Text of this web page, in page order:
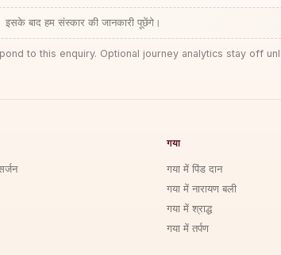
बाद हम संस्कार की जानकारी पूछेंगे।
to this enquiry. Optional journey analytics stay off
गया
गया में पिंड दान
गया में नारायण बली
गया में श्राद्ध
गया में तर्पण